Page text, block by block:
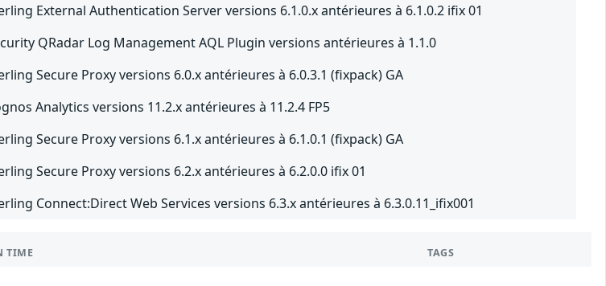
External Authentication Server versions 6.1.0.x antérieures à 6.1.0.2 ifix 01
QRadar Log Management AQL Plugin versions antérieures à 1.1.0
Secure Proxy versions 6.0.x antérieures à 6.0.3.1 (fixpack) GA
Analytics versions 11.2.x antérieures à 11.2.4 FP5
Secure Proxy versions 6.1.x antérieures à 6.1.0.1 (fixpack) GA
Secure Proxy versions 6.2.x antérieures à 6.2.0.0 ifix 01
Connect:Direct Web Services versions 6.3.x antérieures à 6.3.0.11_ifix001
TIME TAGS